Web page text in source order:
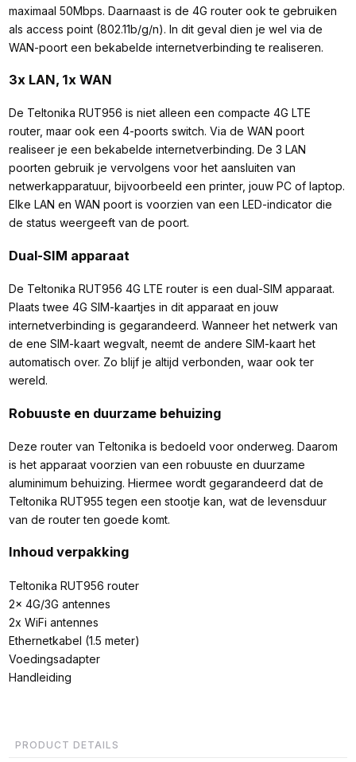
maximaal 50Mbps. Daarnaast is de 4G router ook te gebruiken
als access point (802.11b/g/n). In dit geval dien je wel via de
WAN-poort een bekabelde internetverbinding te realiseren.
3x LAN, 1x WAN
De Teltonika RUT956 is niet alleen een compacte 4G LTE
router, maar ook een 4-poorts switch. Via de WAN poort
realiseer je een bekabelde internetverbinding. De 3 LAN
poorten gebruik je vervolgens voor het aansluiten van
netwerkapparatuur, bijvoorbeeld een printer, jouw PC of laptop.
Elke LAN en WAN poort is voorzien van een LED-indicator die
de status weergeeft van de poort.
Dual-SIM apparaat
De Teltonika RUT956 4G LTE router is een dual-SIM apparaat.
Plaats twee 4G SIM-kaartjes in dit apparaat en jouw
internetverbinding is gegarandeerd. Wanneer het netwerk van
de ene SIM-kaart wegvalt, neemt de andere SIM-kaart het
automatisch over. Zo blijf je altijd verbonden, waar ook ter
wereld.
Robuuste en duurzame behuizing
Deze router van Teltonika is bedoeld voor onderweg. Daarom
is het apparaat voorzien van een robuuste en duurzame
aluminimum behuizing. Hiermee wordt gegarandeerd dat de
Teltonika RUT955 tegen een stootje kan, wat de levensduur
van de router ten goede komt.
Inhoud verpakking
Teltonika RUT956 router
2x 4G/3G antennes
2x WiFi antennes
Ethernetkabel (1.5 meter)
Voedingsadapter
Handleiding
PRODUCT DETAILS